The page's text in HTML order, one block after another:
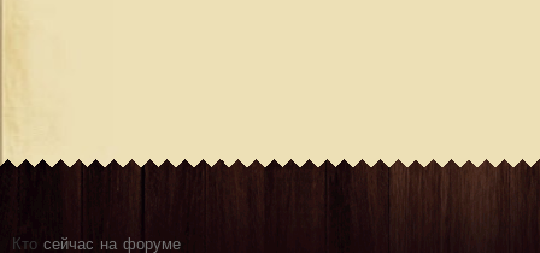
Кто сейчас на форуме